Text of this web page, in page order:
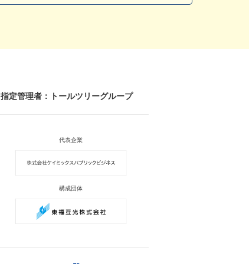
指定管理者：トールツリーグループ
代表企業
構成団体